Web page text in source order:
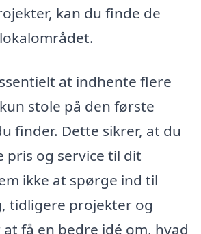
kan du finde de
at indhente flere
stole på den første
finder. Dette sikrer, at du
pris og service til dit
ikke at spørge ind til
tidligere projekter og
få en bedre idé om, hvad